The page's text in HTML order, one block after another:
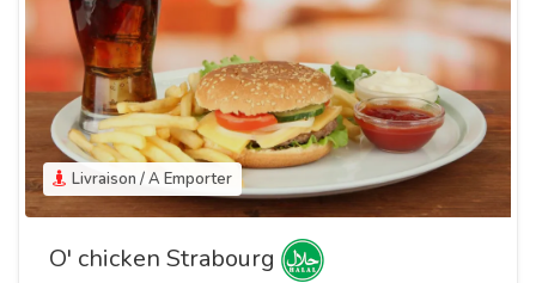
Livraison / A Emporter
O' chicken Strabourg